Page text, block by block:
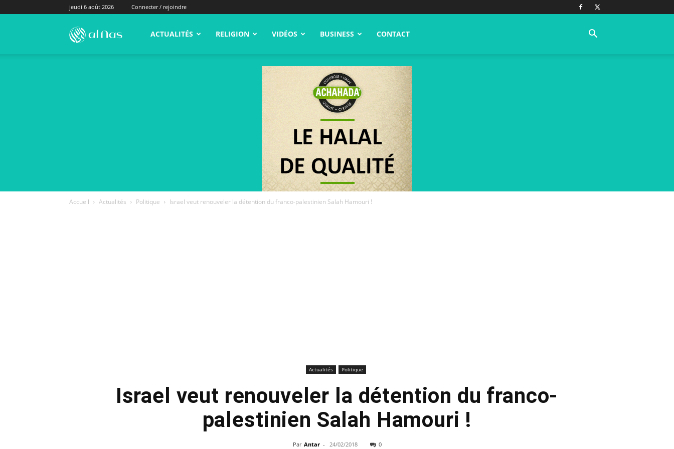
jeudi 6 août 2026 Connecter / rejoindre
alNas.fr ACTUALITÉS RELIGION VIDÉOS BUSINESS CONTACT
Accueil Actualités Politique Israel veut renouveler la détention du franco-palestinien Salah Hamouri !
Actualités Politique
Israel veut renouveler la détention du franco-
palestinien Salah Hamouri !
Par Antar - 24/02/2018 0